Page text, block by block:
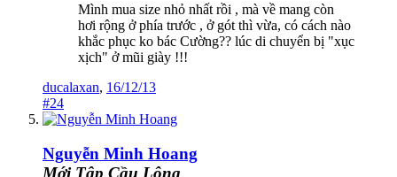
Mình mua size nhỏ nhất rồi , mà về mang còn
hơi rộng ở phía trước , ở gót thì vừa, có cách nào
khắc phục ko bác Cường?? lúc di chuyển bị "xục
xịch" ở mũi giày !!!
ducalaxan, 16/12/13
#24
Nguyễn Minh Hoang
Mới Tập Cầu Lông